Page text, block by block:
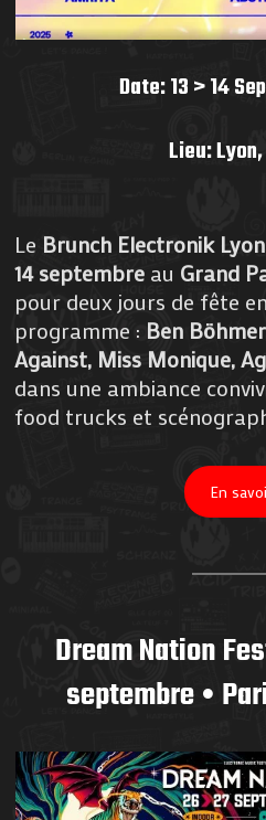
Date: 13 > 14
Lieu:
Le Brunch Electronik
14 septembre au Grand
pour deux jours de fête
programme : Ben
Against, Miss Monique,
dans une ambiance
food trucks et
En
Dream Nation
septembre •